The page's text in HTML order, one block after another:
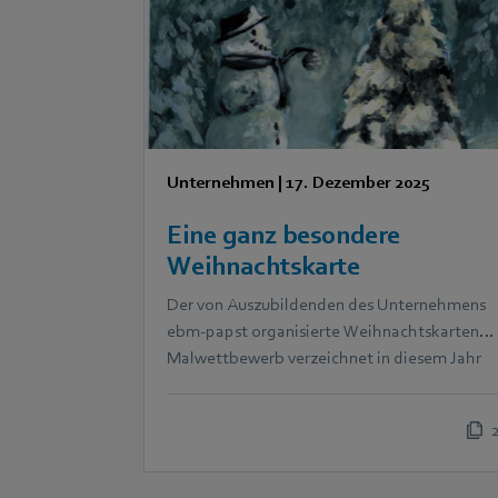
Unternehmen |17. Dezember 2025
Eine ganz besondere
Weihnachtskarte
Der von Auszubildenden des Unternehmens
ebm‑papst organisierte Weihnachtskarten-
Malwettbewerb verzeichnet in diesem Jahr
2